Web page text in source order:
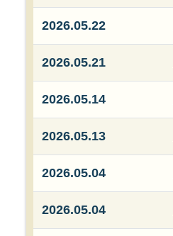
2026.05.22
2026.05.21
2026.05.14
2026.05.13
2026.05.04
2026.05.04